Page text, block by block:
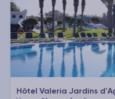
Hôtel Valeria Jardins